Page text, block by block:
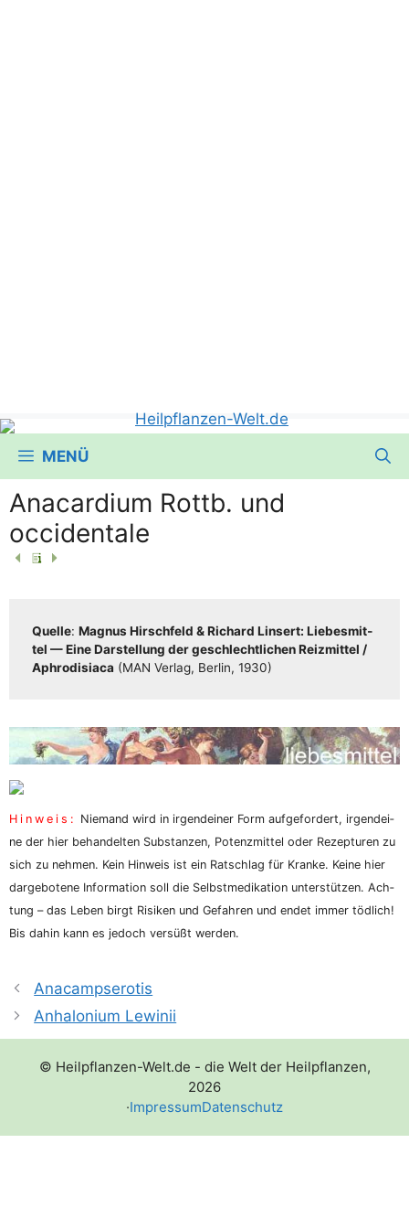
MENÜ
Anacardium Rottb. und
occidentale
Quel­le: Magnus Hirsch­feld & Richard Lin­sert: Lie­bes­mit­
tel — Eine Dar­stel­lung der geschlecht­li­chen Reiz­mit­tel /​​
Aphro­di­sia­ca (MAN Ver­lag, Ber­lin, 1930)
Hin­weis: Nie­mand wird in irgend­ei­ner Form auf­ge­for­dert, irgend­ei­
ne der hier behan­del­ten Sub­stan­zen, Potenz­mit­tel oder Rezep­tu­ren zu
sich zu neh­men. Kein Hin­weis ist ein Rat­schlag für Kran­ke. Kei­ne hier
dar­ge­bo­te­ne Infor­ma­ti­on soll die Selbst­me­di­ka­ti­on unter­stüt­zen. Ach­
tung – das Leben birgt Risi­ken und Gefah­ren und endet immer töd­lich!
Bis dahin kann es jedoch ver­süßt werden.
Anacampserotis
Anhalonium Lewinii
© Heilpflanzen-Welt.de - die Welt der Heilpflanzen,
2026
·ImpressumDatenschutz